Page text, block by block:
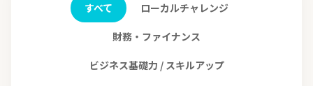
すべて ローカルチャレンジ
財務・ファイナンス
ビジネス基礎力 / スキルアップ